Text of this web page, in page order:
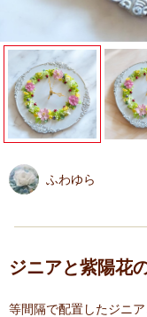
ふわゆら
ジニアと紫陽花
等間隔で配置したジニ